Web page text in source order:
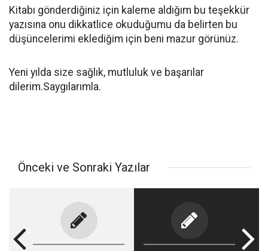
Kitabı gönderdiğiniz için kaleme aldığım bu teşekkür
yazısına onu dikkatlice okuduğumu da belirten bu
düşüncelerimi eklediğim için beni mazur görünüz.
Yeni yılda size sağlık, mutluluk ve başarılar
dilerim.Saygılarımla.
Önceki ve Sonraki Yazılar